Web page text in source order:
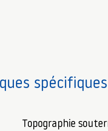
spécifiques
Topographie